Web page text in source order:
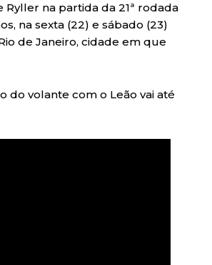
na partida da 21ª rodada
na sexta (22) e sábado (23)
de Janeiro, cidade em que
do volante com o Leão vai até